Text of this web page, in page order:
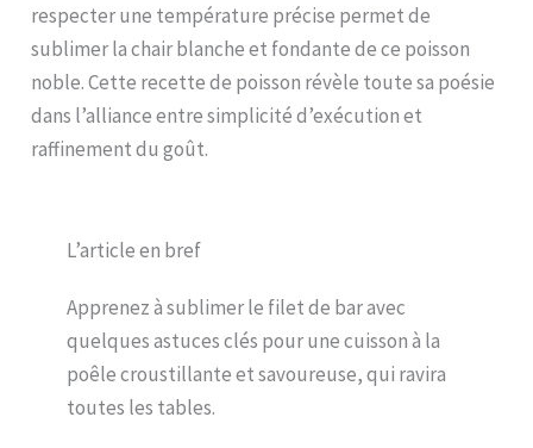
respecter une température précise permet de
sublimer la chair blanche et fondante de ce poisson
noble. Cette recette de poisson révèle toute sa poésie
dans l’alliance entre simplicité d’exécution et
raffinement du goût.
L’article en bref
Apprenez à sublimer le filet de bar avec
quelques astuces clés pour une cuisson à la
poêle croustillante et savoureuse, qui ravira
toutes les tables.